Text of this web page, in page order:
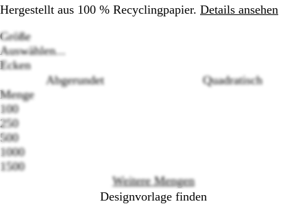
Hergestellt aus 100 % Recyclingpapier. Details ansehen
Größe
Auswählen...
Ecken
Abgerundet
Quadratisch
Menge
100
250
500
1000
1500
Weitere Mengen
Designvorlage finden